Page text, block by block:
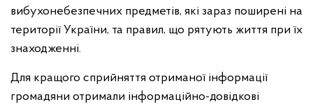
вибухонебезпечних предметів, які зараз поширені на
території України, та правил, що рятують життя при їх
знаходженні.
Для кращого сприйняття отриманої інформації
громадяни отримали інформаційно-довідкові